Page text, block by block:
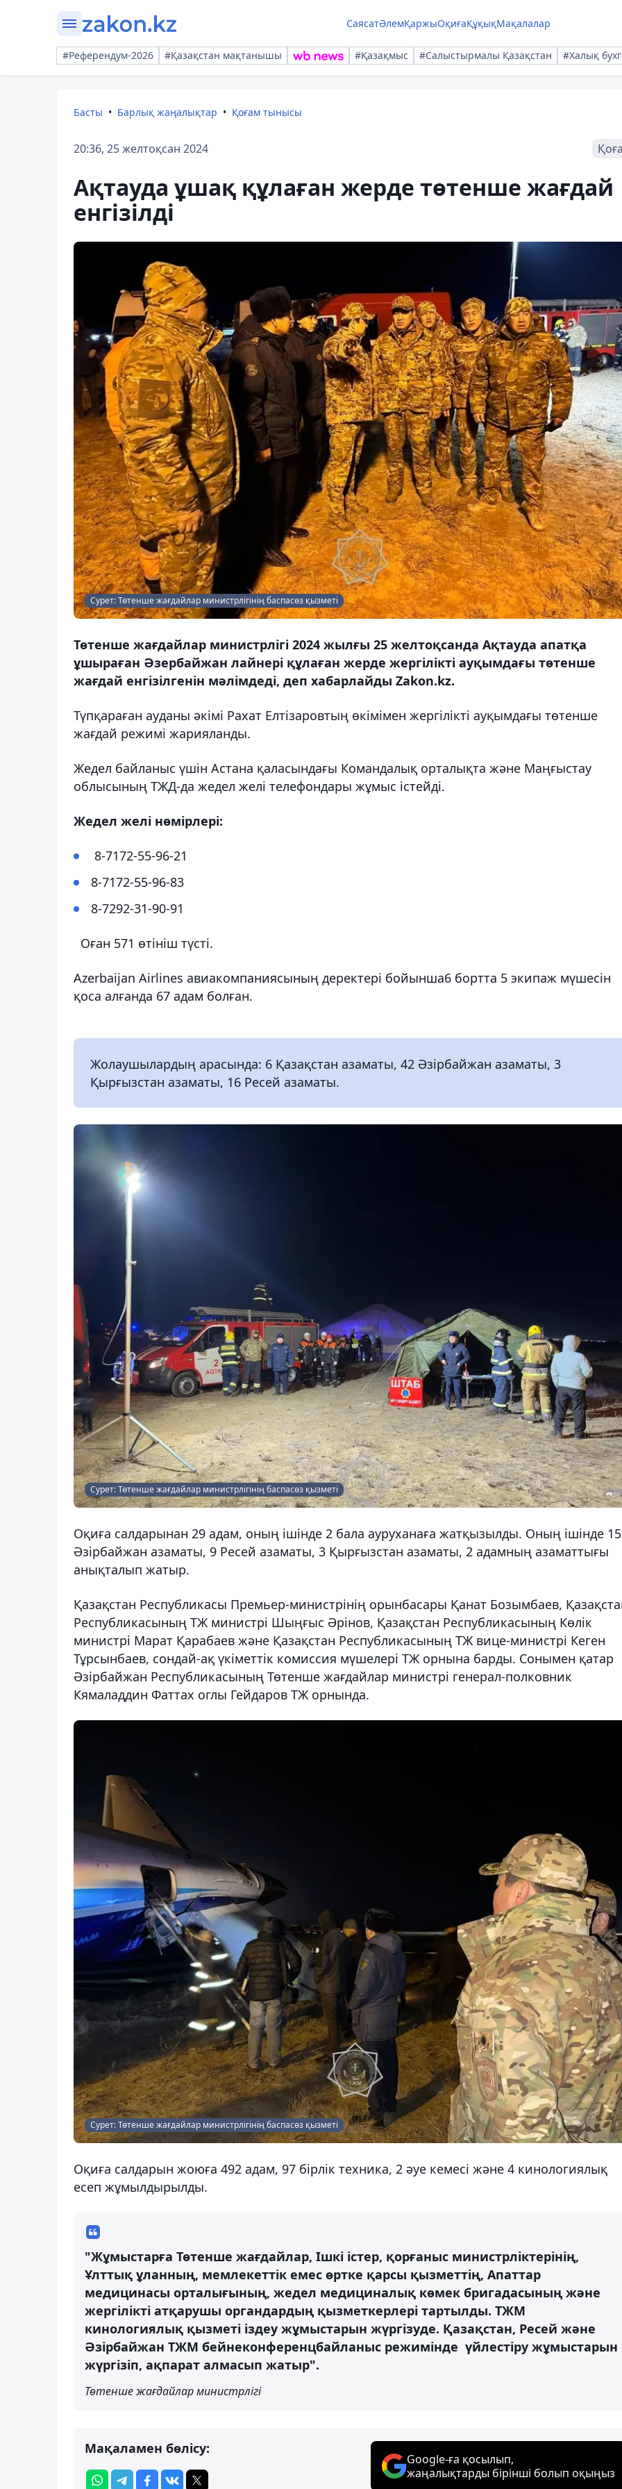
СаясатӘлемҚаржыОқиғаҚұқықМақалалар
#Референдум-2026 #Қазақстан мақтанышы #Қазақмыс #Салыстырмалы Қазақстан #Халық
Басты Барлық жаңалықтар Қоғам тынысы
20:36, 25 желтоқсан 2024
Ақтауда ұшақ құлаған жерде төтенше жағдай
енгізілді
Сурет: Төтенше жағдайлар министрлігінің баспасөз қызметі
Төтенше жағдайлар министрлігі 2024 жылғы 25 желтоқсанда Ақтауда апатқа
ұшыраған Әзербайжан лайнері құлаған жерде жергілікті ауқымдағы төтенше
жағдай енгізілгенін мәлімдеді, деп хабарлайды Zakon.kz.
Түпқараған ауданы әкімі Рахат Елтізаровтың өкімімен жергілікті ауқымдағы төтенше
жағдай режимі жарияланды.
Жедел байланыс үшін Астана қаласындағы Командалық орталықта және Маңғыстау
облысының ТЖД-да жедел желі телефондары жұмыс істейді.
Жедел желі нөмірлері:
8-7172-55-96-21
8-7172-55-96-83
8-7292-31-90-91
Оған 571 өтініш түсті.
Azerbaijan Airlines авиакомпаниясының деректері бойынша6 бортта 5 экипаж мүшесін
қоса алғанда 67 адам болған.
Жолаушылардың арасында: 6 Қазақстан азаматы, 42 Әзірбайжан азаматы, 3
Қырғызстан азаматы, 16 Ресей азаматы.
Сурет: Төтенше жағдайлар министрлігінің баспасөз қызметі
Оқиға салдарынан 29 адам, оның ішінде 2 бала ауруханаға жатқызылды. Оның ішінде 15
Әзірбайжан азаматы, 9 Ресей азаматы, 3 Қырғызстан азаматы, 2 адамның азаматтығы
анықталып жатыр.
Қазақстан Республикасы Премьер-министрінің орынбасары Қанат Бозымбаев,
Республикасының ТЖ министрі Шыңғыс Әрінов, Қазақстан Республикасының Көлік
министрі Марат Қарабаев және Қазақстан Республикасының ТЖ вице-министрі Кеген
Тұрсынбаев, сондай-ақ үкіметтік комиссия мүшелері ТЖ орнына барды. Сонымен қатар
Әзірбайжан Республикасының Төтенше жағдайлар министрі генерал-полковник
Кямаладдин Фаттах оглы Гейдаров ТЖ орнында.
Сурет: Төтенше жағдайлар министрлігінің баспасөз қызметі
Оқиға салдарын жоюға 492 адам, 97 бірлік техника, 2 әуе кемесі және 4 кинологиялық
есеп жұмылдырылды.
"Жұмыстарға Төтенше жағдайлар, Ішкі істер, қорғаныс министрліктерінің,
Ұлттық ұланның, мемлекеттік емес өртке қарсы қызметтің, Апаттар
медицинасы орталығының, жедел медициналық көмек бригадасының және
жергілікті атқарушы органдардың қызметкерлері тартылды. ТЖМ
кинологиялық қызметі іздеу жұмыстарын жүргізуде. Қазақстан, Ресей және
Әзірбайжан ТЖМ бейнеконференцбайланыс режимінде үйлестіру жұмыстарын
жүргізіп, ақпарат алмасып жатыр".
Төтенше жағдайлар министрлігі
Мақаламен бөлісу:
Google-ға қосылып,
жаңалықтарды бірінші болып оқыңыз